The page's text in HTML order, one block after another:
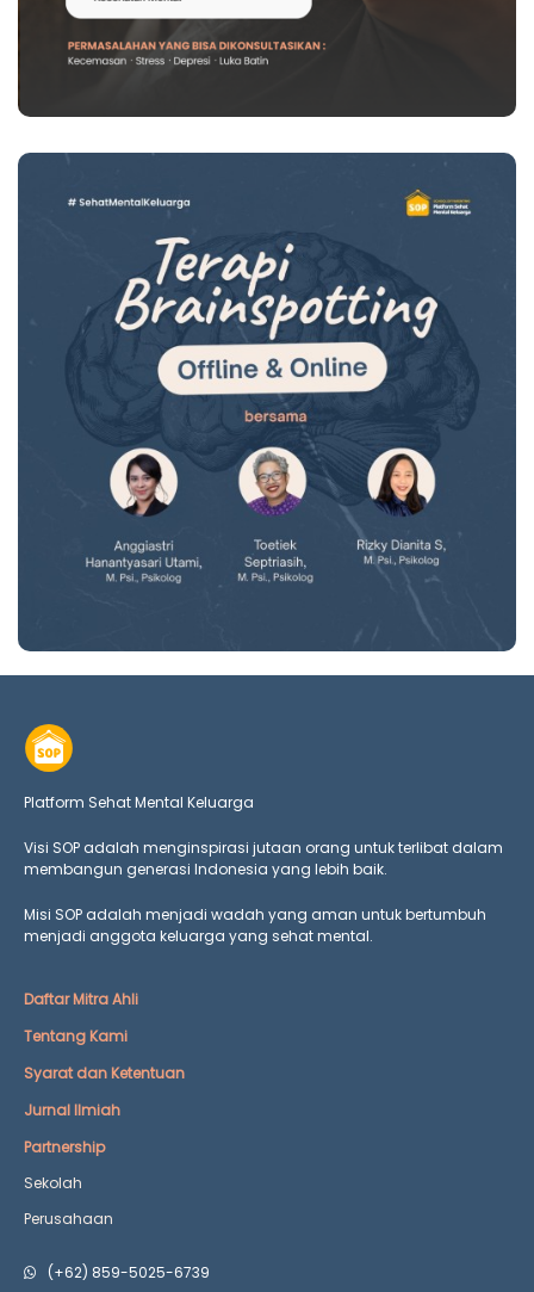
Platform Sehat Mental Keluarga
Visi SOP adalah menginspirasi jutaan orang untuk terlibat dalam
membangun generasi Indonesia yang lebih baik.
Misi SOP adalah menjadi wadah yang aman untuk bertumbuh
menjadi anggota keluarga yang sehat mental.
Daftar Mitra Ahli
Tentang Kami
Syarat dan Ketentuan
Jurnal Ilmiah
Partnership
Sekolah
Perusahaan
(+62) 859-5025-6739